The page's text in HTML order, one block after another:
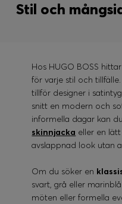
Stil och
Hos HUGO BOSS
för varje stil och
tillför designer i
snitt en modern och
informella dagar kan
skinnjacka eller en lätt
avslappnad look utan
Om du söker en
svart, grå eller
möten eller formella